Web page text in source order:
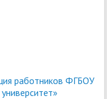
работников ФГБОУ